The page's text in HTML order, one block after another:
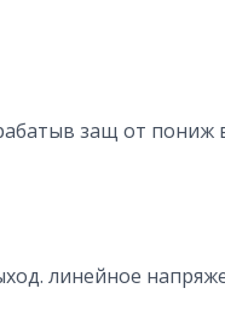
защ от пониж
линейное